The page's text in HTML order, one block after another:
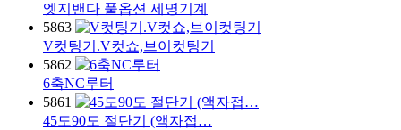
엣지밴다 풀옵션 세명기계
5863
V컷팅기.V컷쇼,브이컷팅기
5862
6축NC루터
5861
45도90도 절단기 (액자접…